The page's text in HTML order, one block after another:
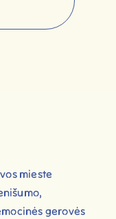
mieste
gerovės